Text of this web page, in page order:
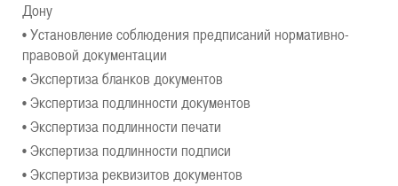
Дону
• Установление соблюдения предписаний нормативно-
правовой документации
• Экспертиза бланков документов
• Экспертиза подлинности документов
• Экспертиза подлинности печати
• Экспертиза подлинности подписи
• Экспертиза реквизитов документов